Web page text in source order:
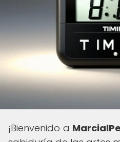
¡Bienvenido a